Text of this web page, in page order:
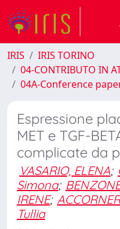
IRIS
IRIS TORINO
04-CONTRIBUTO IN
04A-Conference
Espressione
MET e TGF-
complicate da
VASARIO, ELENA;
Simona;
IRENE;
Tullia